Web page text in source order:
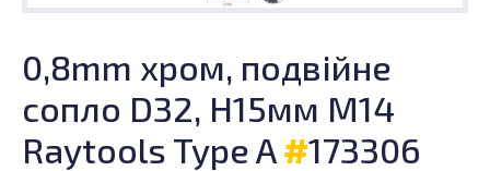
0,8mm хром, подвійне
сопло D32, H15мм M14
Raytools Type A#173306